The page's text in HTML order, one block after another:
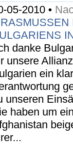
05-2010 •
RASMUSSEN
danke
unsere
ein
unseren
haben um